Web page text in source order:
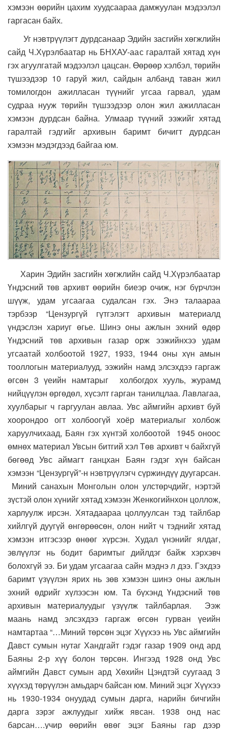
хэмээн өөрийн цахим хуудсаараа дамжуулан мэдээлэл
гаргасан байх.
Уг нэвтрүүлэгт дурдсанаар Эдийн засгийн хөгжлийн
сайд Ч.Хүрэлбаатар нь БНХАУ-аас гаралтай хятад хүн
гэх агуулгатай мэдээлэл цацсан. Өөрөөр хэлбэл, төрийн
түшээдээр 10 гаруй жил, сайдын албанд таван жил
томилогдон ажилласан түүнийг угсаа гарвал, удам
судраа нууж төрийн түшээдээр олон жил ажилласан
хэмээн дурдсан байна. Улмаар түүний ээжийг хятад
гаралтай гэдгийг архивын баримт бичигт дурдсан
хэмээн мэдэгдээд байгаа юм.
Харин Эдийн засгийн хөгжлийн сайд Ч.Хүрэлбаатар
Үндэсний төв архивт өөрийн биеэр очиж, нэг бүрчлэн
шүүж, удам угсаагаа судалсан гэх. Энэ талаараа
тэрбээр “Цензургүй гүтгэлэгт архивын материалд
үндэслэн хариуг өгье. Шинэ оны ажлын эхний өдөр
Үндэсний төв архивын газар орж ээжийнхээ удам
угсаатай холбоотой 1927, 1933, 1944 оны хүн амын
тооллогын материалууд, ээжийн намд элсэхдээ гаргаж
өгсөн 3 үеийн намтарыг холбогдох хууль, журамд
нийцүүлэн өргөдөл, хүсэлт гарган танилцлаа. Лавлагаа,
хуулбарыг ч гаргуулан авлаа. Увс аймгийн архивт буй
хоорондоо огт холбоогүй хоёр материалыг холбож
харуулчихаад, Баян гэх хүнтэй холбоотой 1945 оноос
өмнөх материал Увсын битгий хэл Төв архивт ч байхгүй
бөгөөд Увс аймагт ганцхан Баян гэдэг хүн байсан
хэмээн “Цензургүй”-н нэвтрүүлэгч сүржиндүү дуугарсан.
Миний санахын Монголын олон улстөрчдийг, нэртэй
зүстэй олон хүнийг хятад хэмээн Женкогийнхон цоллож,
харлуулж ирсэн. Хятадаараа цоллуулсан тэд тайлбар
хийлгүй дуугүй өнгөрөөсөн, олон нийт ч тэднийг хятад
хэмээн итгэсээр өнөөг хүрсэн. Худал үнэнийг ялдаг,
эвлүүлэг нь бодит баримтыг дийлдэг байж хэрхэвч
болохгүй ээ. Би удам угсаагаа сайн мэднэ л дээ. Гэхдээ
баримт үзүүлэн ярих нь зөв хэмээн шинэ оны ажлын
эхний өдрийг хүлээсэн юм. Та бүхэнд Үндэсний төв
архивын материалуудыг үзүүлж тайлбарлая. Ээж
маань намд элсэхдээ гаргаж өгсөн гурван үеийн
намтартаа “…Миний төрсөн эцэг Хүүхээ нь Увс аймгийн
Давст сумын нутаг Хандгайт гэдэг газар 1909 онд ард
Баяны 2-р хүү болон төрсөн. Ингээд 1928 онд Увс
аймгийн Давст сумын ард Хөхийн Цэндтэй суугаад 3
хүүхэд төрүүлэн амьдарч байсан юм. Миний эцэг Хүүхээ
нь 1930-1934 онуудад сумын дарга, нарийн бичгийн
дарга зэрэг ажлуудыг хийж явсан. 1938 онд нас
барсан….учир өөрийн өвөг эцэг Баяны гар дээр